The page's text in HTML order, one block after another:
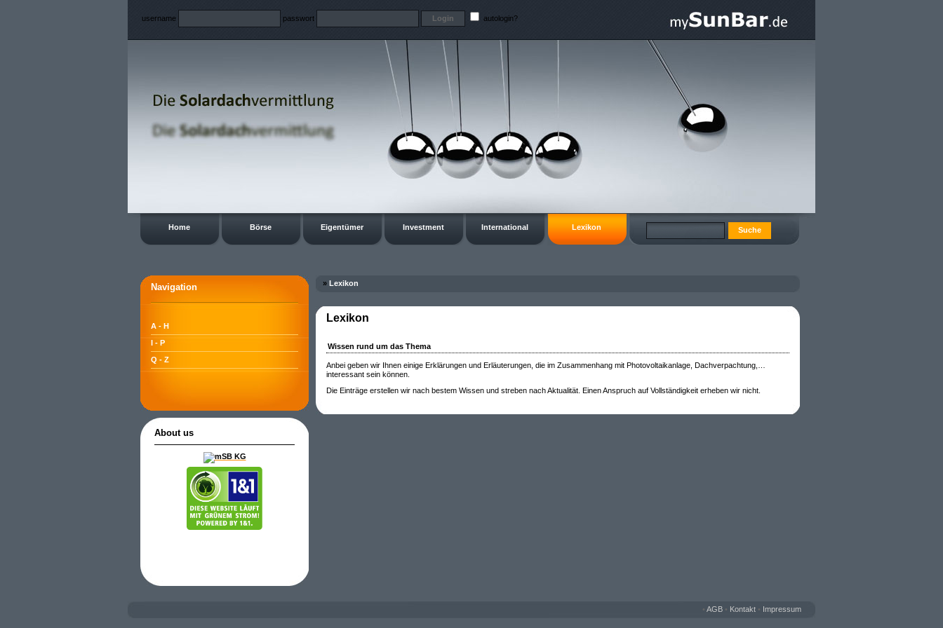
username passwort autologin?
Home Börse Eigentümer Investment International Lexikon
Navigation
A - H
I - P
Q - Z
About us
» Lexikon
Lexikon
Wissen rund um das Thema
Anbei geben wir Ihnen einige Erklärungen und Erläuterungen, die im Zusammenhang mit Photovoltaikanlage, Dachverpachtung,…
interessant sein können.
Die Einträge erstellen wir nach bestem Wissen und streben nach Aktualität. Einen Anspruch auf Vollständigkeit erheben wir nicht.
• AGB • Kontakt • Impressum